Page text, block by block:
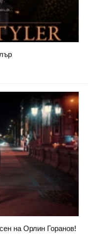
на Орлин Горанов!